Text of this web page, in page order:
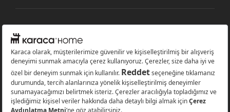
© 2026 Karaca Home Collection Tekstil Sanayi ve Ticaret A.Ş. - Tüm hakları